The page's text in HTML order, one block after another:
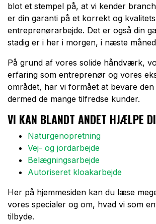
blot et stempel på, at vi kender
er din garanti på et korrekt og
entreprenørarbejde. Det er også din
stadig er i her i morgen, i næste
På grund af vores solide håndværk,
erfaring som entreprenør og vores
området, har vi formået at bevare
dermed de mange tilfredse kunder.
VI KAN BLANDT ANDET HJÆLPE
Naturgenopretning
Vej- og jordarbejde
Belægningsarbejde
Autoriseret kloakarbejde
Her på hjemmesiden kan du læse
vores specialer og om, hvad vi som
tilbyde.